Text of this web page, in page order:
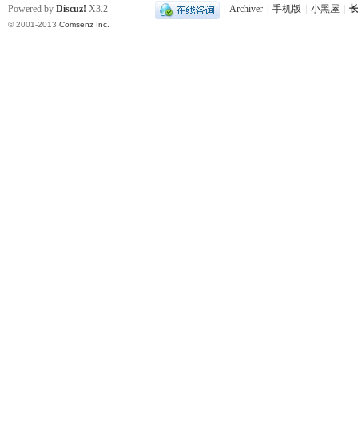
Archiver 手机版 小黑屋
Powered by Discuz! X3.2
© 2001-2013 Comsenz Inc.